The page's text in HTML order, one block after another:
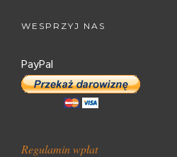
WESPRZYJ NAS
PayPal
Regulamin wpłat